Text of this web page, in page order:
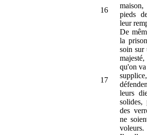
16
pieds
leur
17
De
la
soin sur
qu'on
leurs
solides,
des
ne
voleurs.